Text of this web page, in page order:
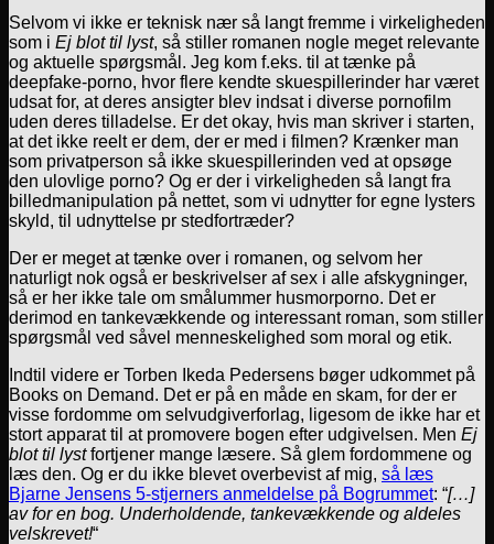
Selvom vi ikke er teknisk nær så langt fremme i virkeligheden
som i Ej blot til lyst, så stiller romanen nogle meget relevante
og aktuelle spørgsmål. Jeg kom f.eks. til at tænke på
deepfake-porno, hvor flere kendte skuespillerinder har været
udsat for, at deres ansigter blev indsat i diverse pornofilm
uden deres tilladelse. Er det okay, hvis man skriver i starten,
at det ikke reelt er dem, der er med i filmen? Krænker man
som privatperson så ikke skuespillerinden ved at opsøge
den ulovlige porno? Og er der i virkeligheden så langt fra
billedmanipulation på nettet, som vi udnytter for egne lysters
skyld, til udnyttelse pr stedfortræder?
Der er meget at tænke over i romanen, og selvom her
naturligt nok også er beskrivelser af sex i alle afskygninger,
så er her ikke tale om smålummer husmorporno. Det er
derimod en tankevækkende og interessant roman, som stiller
spørgsmål ved såvel menneskelighed som moral og etik.
Indtil videre er Torben Ikeda Pedersens bøger udkommet på
Books on Demand. Det er på en måde en skam, for der er
visse fordomme om selvudgiverforlag, ligesom de ikke har et
stort apparat til at promovere bogen efter udgivelsen. Men Ej
blot til lystfortjener mange læsere. Så glem fordommene og
læs den. Og er du ikke blevet overbevist af mig, så læs
Bjarne Jensens 5-stjerners anmeldelse på Bogrummet: “[…]
av for en bog. Underholdende, tankevækkende og aldeles
velskrevet!“